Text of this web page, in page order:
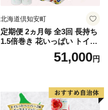
北海道倶知安町
定期便 2ヵ月毎 全3回 長持ち
1.5倍巻き 花いっぱい トイレ
ットペーパー ダブル 45ｍ 計
72ロール 全18種 花柄 プリン
ー 消耗品 備蓄 送料無料 北海
道 倶知安町 日用品
51,000円